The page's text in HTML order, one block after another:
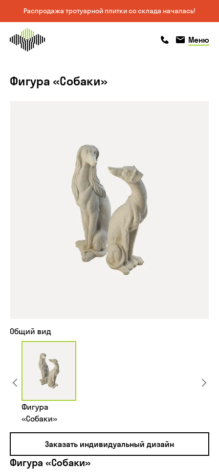
Распродажа тротуарной плитки со склада началась!
На главную
страницу
позвонить
позвонить
Меню
Фигура «Собаки»
Общий вид
Фигура
«Собаки»
Заказать индивидуальный дизайн
Фигура «Собаки»